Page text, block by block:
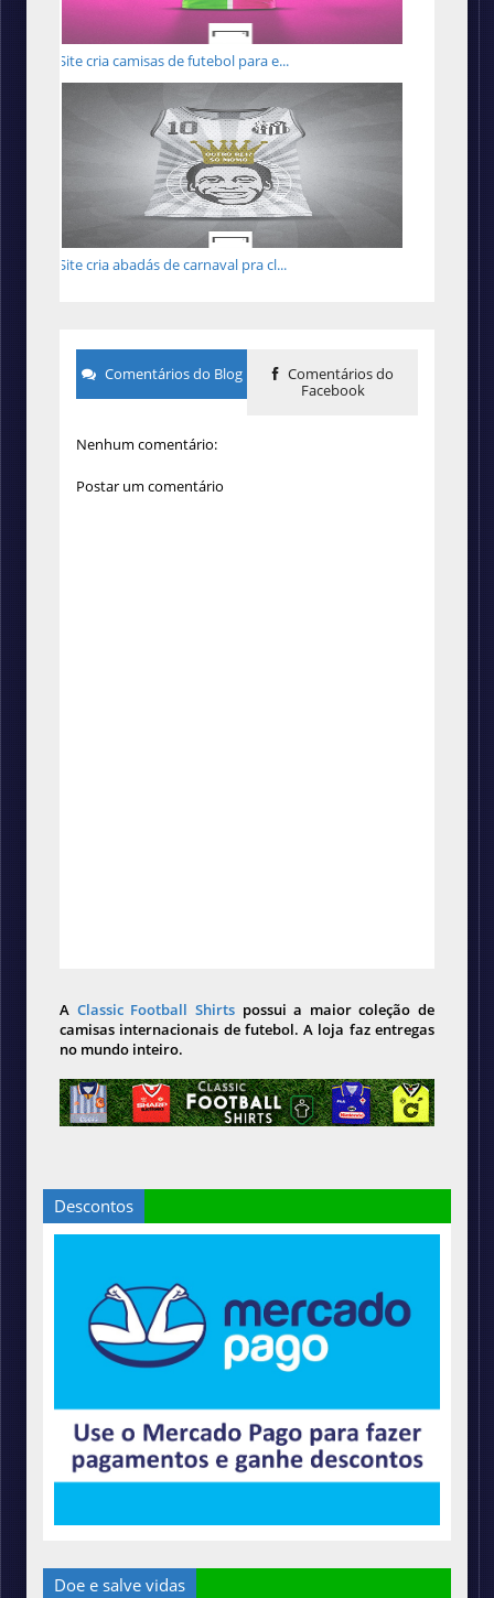
Site cria camisas de futebol para e...
Site cria abadás de carnaval pra cl...
Comentários do Blog
Comentários do
Facebook
Nenhum comentário:
Postar um comentário
A Classic Football Shirts possui a maior coleção de
camisas internacionais de futebol. A loja faz entregas
no mundo inteiro.
Descontos
Doe e salve vidas